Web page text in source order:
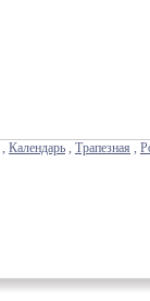
, Календарь , Трапезная ,